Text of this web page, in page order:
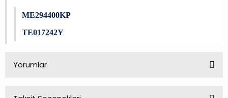
ME294400KP
TE017242Y
Yorumlar